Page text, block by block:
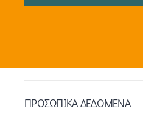
ΠΡΟΣΩΠΙΚΑ ΔΕΔΟΜΕΝΑ